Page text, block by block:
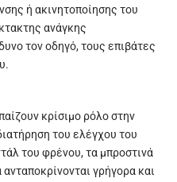
ή ακινητοποίησης του
ανάγκης
τον οδηγό, τους επιβάτες
κρίσιμο ρόλο στην
του ελέγχου του
του φρένου, τα μπροστινά
γρήγορα και